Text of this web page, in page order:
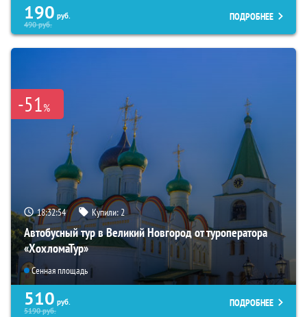
190 руб.
490руб.
ПОДРОБНЕЕ
-51%
18:32:53 Купили:2
Автобусный тур в Великий Новгород от туроператора
«ХохломаТур»
Сенная площадь
510 руб.
5190руб.
ПОДРОБНЕЕ